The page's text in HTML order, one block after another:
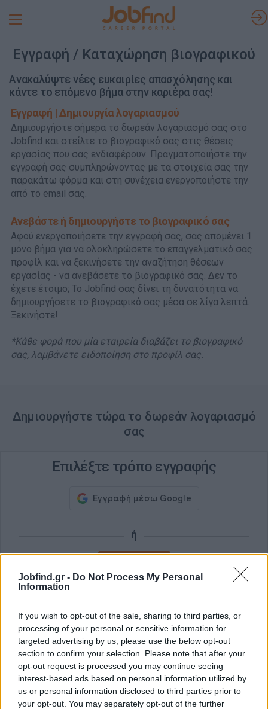
Jobfind.gr - Do Not Process My Personal
Information
If you wish to opt-out of the sale, sharing to third parties, or
processing of your personal or sensitive information for
targeted advertising by us, please use the below opt-out
section to confirm your selection. Please note that after your
opt-out request is processed you may continue seeing
interest-based ads based on personal information utilized by
us or personal information disclosed to third parties prior to
your opt-out. You may separately opt-out of the further
Toggle
Εγγραφή / Καταχώρηση βιογραφικού
Ανακαλύψτε νέες ευκαιρίες απασχόλησης και
κάντε το επόμενο βήμα στην καριέρα σας!
Εγγραφή | Δημιουργία λογαριασμού
Δημιουργήστε σήμερα το δωρεάν λογαριασμό σας στο
Jobfind και στείλτε το βιογραφικό σας στις θέσεις
εργασίας που σας ενδιαφέρουν. Πραγματοποιήστε την
εγγραφή σας συμπληρώνοντας με τα στοιχεία σας την
παρακάτω φόρμα και στη συνέχεια ενεργοποιήστε την
από το email σας.
Ανεβάστε ή δημιουργήστε το βιογραφικό σας
Αφού ενεργοποιήσετε την εγγραφή σας, σας απομένει 1
μόνο βήμα για να ολοκληρώσετε το επαγγελματικό σας
προφίλ και να ξεκινήσετε την αναζήτηση θέσεων
εργασίας - να ανεβάσετε το βιογραφικό σας. Δεν το
έχετε έτοιμο; Το Jobfind σας δίνει τη δυνατότητα να
δημιουργήσετε το βιογραφικό σας μέσα σε λίγα λεπτά.
Ξεκινήστε!
*Κάθε φορά που μία εταιρεία διαβάζει το βιογραφικό
σας, λαμβάνετε ειδοποίηση στο προφίλ σας.
Δημιουργήστε τώρα το δωρεάν λογαριασμό
σας
Επιλέξτε τρόπο εγγραφής
ή
έχετε λάβει πλήρη γνώση των εν λόγω όρων.